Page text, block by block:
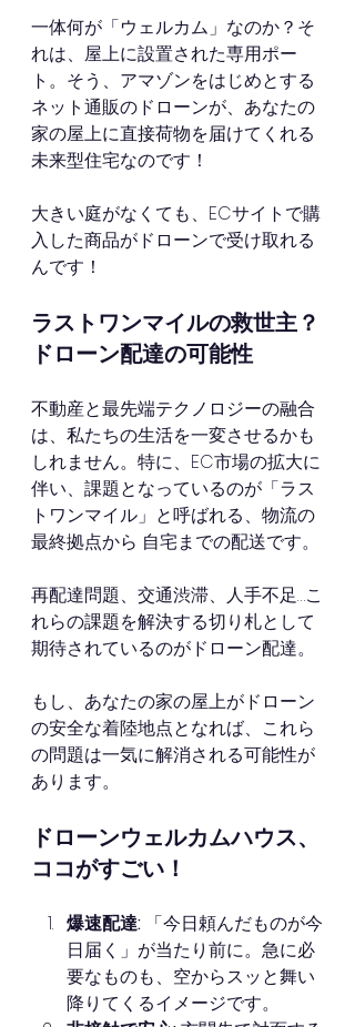
一体何が「ウェルカム」なのか？そ
れは、屋上に設置された専用ポー
ト。そう、アマゾンをはじめとする
ネット通販のドローンが、あなたの
家の屋上に直接荷物を届けてくれる
未来型住宅なのです！
大きい庭がなくても、ECサイトで購
入した商品がドローンで受け取れる
んです！
ラストワンマイルの救世主？
ドローン配達の可能性
不動産と最先端テクノロジーの融合
は、私たちの生活を一変させるかも
しれません。特に、EC市場の拡大に
伴い、課題となっているのが「ラス
トワンマイル」と呼ばれる、物流の
最終拠点から 自宅までの配送です。
再配達問題、交通渋滞、人手不足…こ
れらの課題を解決する切り札として
期待されているのがドローン配達。
もし、あなたの家の屋上がドローン
の安全な着陸地点となれば、これら
の問題は一気に解消される可能性が
あります。
ドローンウェルカムハウス、
ココがすごい！
爆速配達: 「今日頼んだものが今
日届く」が当たり前に。急に必
要なものも、空からスッと舞い
降りてくるイメージです。